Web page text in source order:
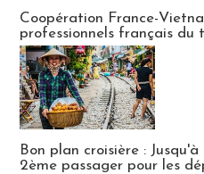
Coopération France-
professionnels français du
Bon plan croisière :
2ème passager pour les